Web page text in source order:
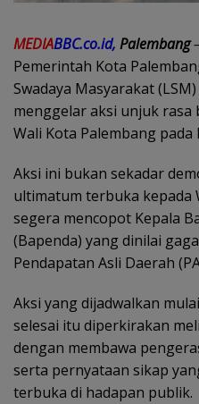
MEDIABBC.co.id, Palembang
Pemerintah Kota
Swadaya Masyarakat
menggelar aksi unjuk
Wali Kota Palembang pada
Aksi ini bukan sekadar
ultimatum terbuka kepada
segera mencopot Kepala
(Bapenda) yang dinilai
Pendapatan Asli Daerah
Aksi yang dijadwalkan
selesai itu diperkirakan
dengan membawa
serta pernyataan sikap
terbuka di hadapan publik.